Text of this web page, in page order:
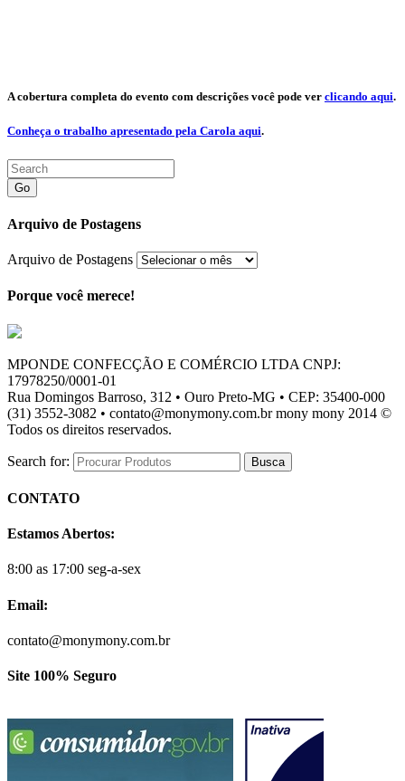
A cobertura completa do evento com descrições você pode ver clicando aqui.
Conheça o trabalho apresentado pela Carola aqui.
Go
Arquivo de Postagens
Arquivo de Postagens
Porque você merece!
MPONDE CONFECÇÃO E COMÉRCIO LTDA CNPJ:
17978250/0001-01
Rua Domingos Barroso, 312 • Ouro Preto-MG • CEP: 35400-000
(31) 3552-3082 • contato@monymony.com.br mony mony 2014 ©
Todos os direitos reservados.
Search for:
CONTATO
Estamos Abertos:
8:00 as 17:00 seg-a-sex
Email:
contato@monymony.com.br
Site 100% Seguro